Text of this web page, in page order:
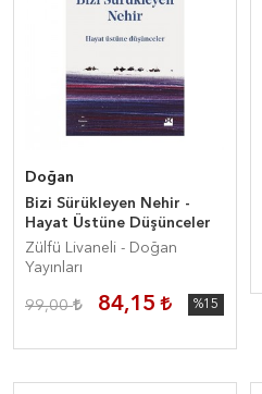
Doğan
Bizi Sürükleyen Nehir -
Hayat Üstüne Düşünceler
Zülfü Livaneli - Doğan
Yayınları
99,00 84,15 %15